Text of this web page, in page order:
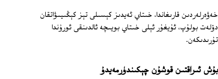
خەۋەرلەردىن قارىغاندا، خىتاي ئەيدىز كېسىلى تېز كېڭىيىۋاتقان
دۆلەت بولۇپ، ئۇيغۇر ئېلى خىتاي بويىچە ئالدىنقى ئورۇندا
تۇرىدىكەن.
بۇش ئىراقتىن قوشۇن چېكىندۈرمەيدۇ